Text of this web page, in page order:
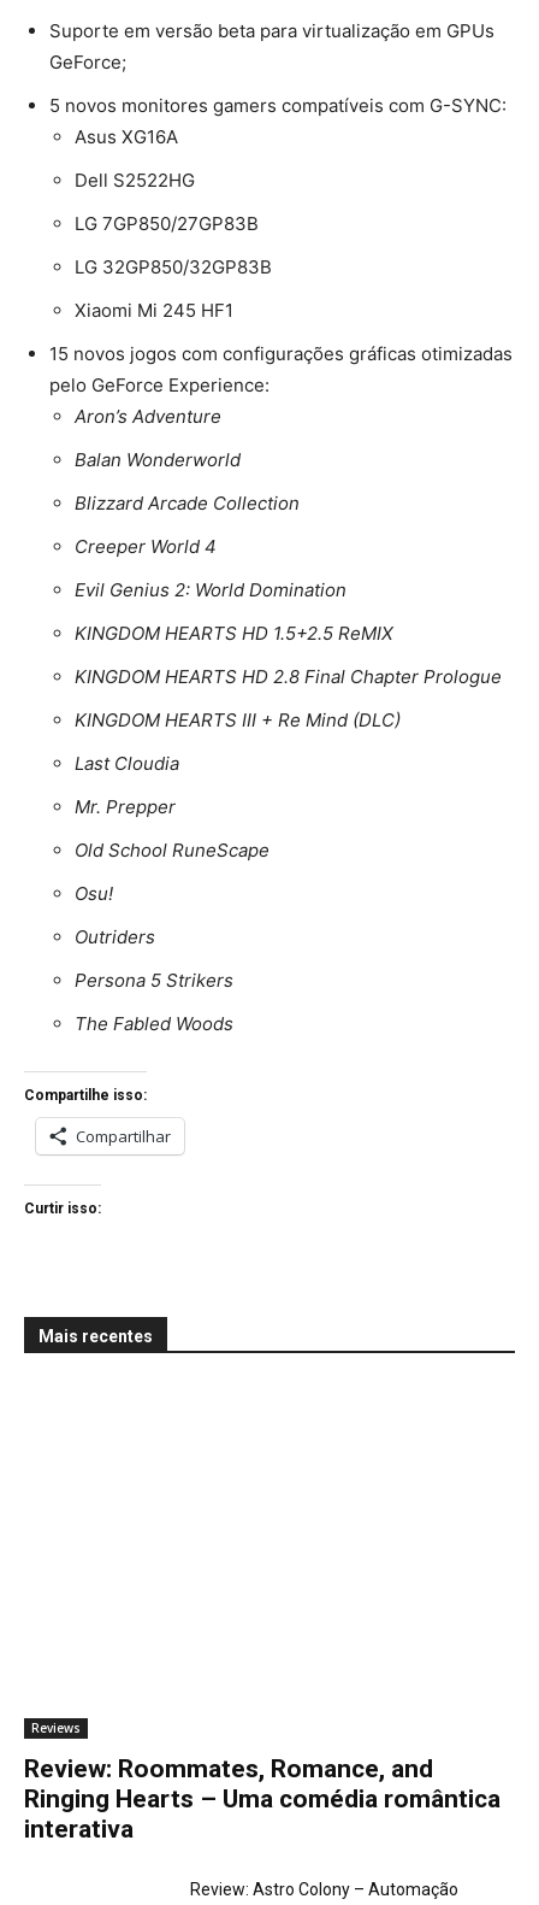
Suporte em versão beta para virtualização em GPUs
GeForce;
5 novos monitores gamers compatíveis com G-SYNC:
Asus XG16A
Dell S2522HG
LG 7GP850/27GP83B
LG 32GP850/32GP83B
Xiaomi Mi 245 HF1
15 novos jogos com configurações gráficas otimizadas
pelo GeForce Experience:
Aron’s Adventure
Balan Wonderworld
Blizzard Arcade Collection
Creeper World 4
Evil Genius 2: World Domination
KINGDOM HEARTS HD 1.5+2.5 ReMIX
KINGDOM HEARTS HD 2.8 Final Chapter Prologue
KINGDOM HEARTS III + Re Mind (DLC)
Last Cloudia
Mr. Prepper
Old School RuneScape
Osu!
Outriders
Persona 5 Strikers
The Fabled Woods
Compartilhe isso:
Compartilhar
Curtir isso:
Mais recentes
Reviews
Review: Roommates, Romance, and
Ringing Hearts – Uma comédia romântica
interativa
Review: Astro Colony – Automação